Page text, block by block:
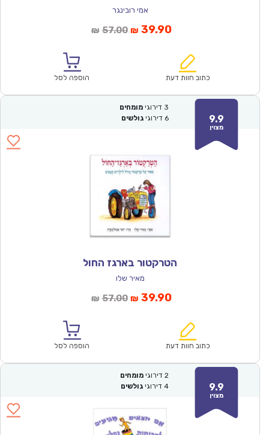
אמי רובינגר
₪ 57.00המחיר
₪57.00.
₪ 39.90המחיר
הוא:
כתוב חוות דעת הוספה לסל
9.9
מצוין
3 דירוגי מומחים
6 דירוגי גולשים
הטרקטור בארגז החול
מאיר שלו
₪ 57.00המחיר
₪57.00.
₪ 39.90המחיר
הוא:
כתוב חוות דעת הוספה לסל
9.9
מצוין
2 דירוגי מומחים
4 דירוגי גולשים